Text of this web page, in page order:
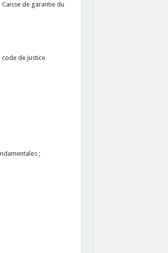
Caisse de garantie du
code de justice
;